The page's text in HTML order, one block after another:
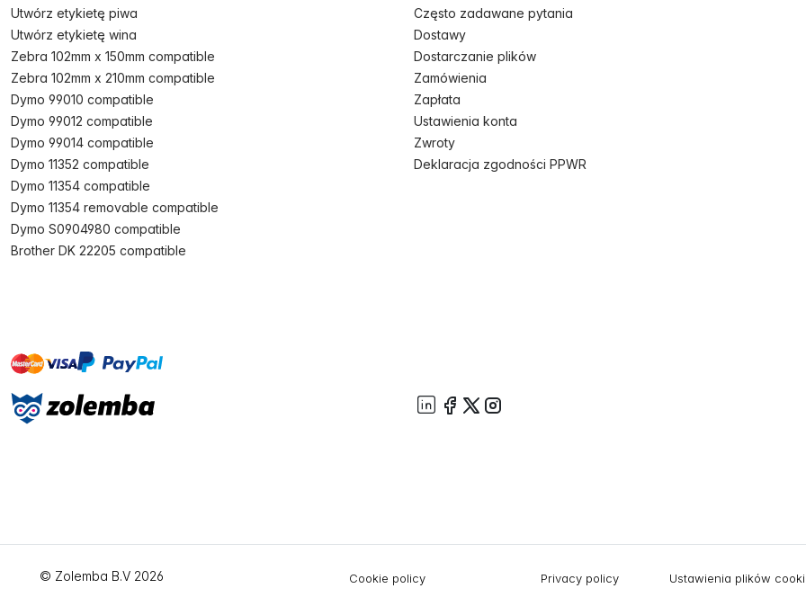
Utwórz etykietę piwa
Utwórz etykietę wina
Zebra 102mm x 150mm compatible
Zebra 102mm x 210mm compatible
Dymo 99010 compatible
Dymo 99012 compatible
Dymo 99014 compatible
Dymo 11352 compatible
Dymo 11354 compatible
Dymo 11354 removable compatible
Dymo S0904980 compatible
Brother DK 22205 compatible
Często zadawane pytania
Dostawy
Dostarczanie plików
Zamówienia
Zapłata
Ustawienia konta
Zwroty
Deklaracja zgodności PPWR
mastervisa paypal
© Zolemba B.V 2026 Cookie policy Privacy policy Ustawienia plików